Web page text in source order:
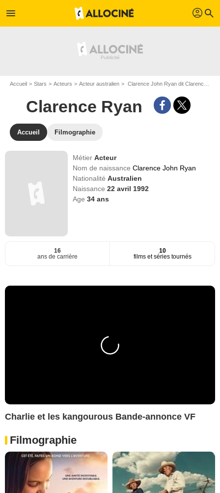
menu profil search
Accueil Stars Acteurs Acteur australien Clarence John Ryan dit Clarence Ryan
Clarence Ryan
Accueil Filmographie
MétierActeur
Nom de naissanceClarence John Ryan
NationalitéAustralien
Naissance22 avril 1992
Age34 ans
16
ans de carrière
10
films et séries tournés
Charlie et les kangourous Bande-annonce VF
Filmographie